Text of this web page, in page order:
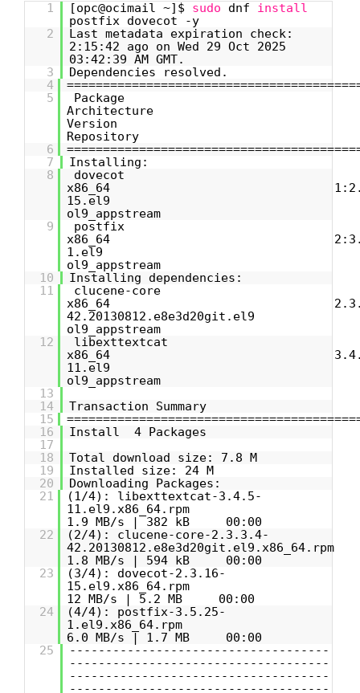
1 [opc@ocimail ~]$ sudo dnf install
postfix dovecot -y
2
Last metadata expiration check:
2:15:42 ago on Wed 29 Oct 2025
03:42:39 AM GMT.
3
Dependencies resolved.
4
5
Architecture
Repository
6
7
Installing:
8
x86_64
ol9_appstream
9
x86_64
ol9_appstream
10
Installing dependencies:
11
clucene-
x86_64
ol9_appstream
12
x86_64
ol9_appstream
13
14
Transaction Summary
15
16
Install 4 Packages
17
18
Total download size: 7.8 M
19
Installed size: 24 M
20
Downloading Packages:
21
(1/4): libexttextcat-3.4.5-
1.9 MB/s | 382 kB 00:00
22
(2/4): clucene-core-2.3.3.4-
1.8 MB/s | 594 kB 00:00
23
(3/4): dovecot-2.3.16-
12 MB/s | 5.2 MB 00:00
24
(4/4): postfix-3.5.25-
6.0 MB/s | 1.7 MB 00:00
25
------------------------------------
------------------------------------
------------------------------------
------------------------------------